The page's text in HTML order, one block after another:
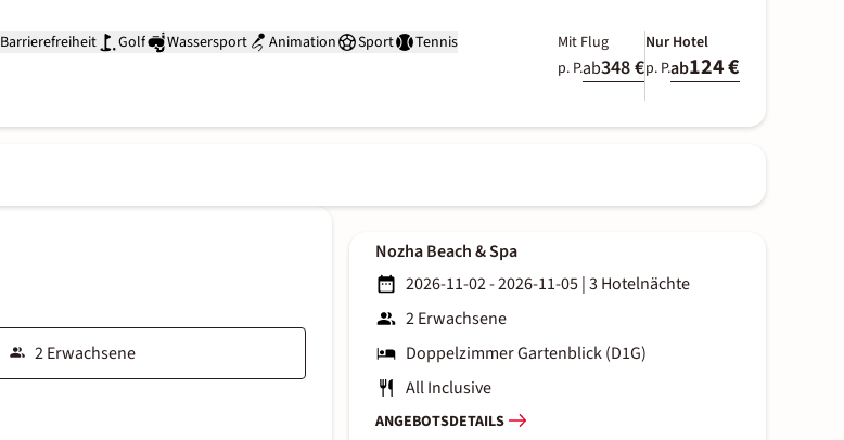
Barrierefreiheit Golf Wassersport Animation Sport
Tennis
Mit Flug
p. P.ab348 €
Nur Hotel
p. P.ab124 €
Nozha Beach & Spa
2026-11-02 - 2026-11-05|3 Hotelnächte
2 Erwachsene
Doppelzimmer Gartenblick (D1G)
All Inclusive
ANGEBOTSDETAILS